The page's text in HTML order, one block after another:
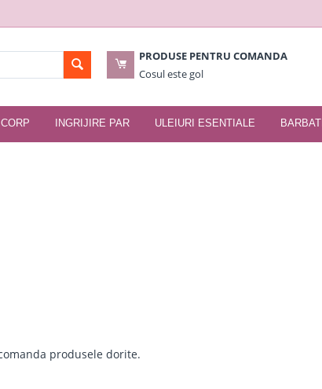
PRODUSE PENTRU COMANDA
Cosul este gol
INGRIJIRE PAR ULEIURI ESENTIALE BARBATI
produsele dorite.